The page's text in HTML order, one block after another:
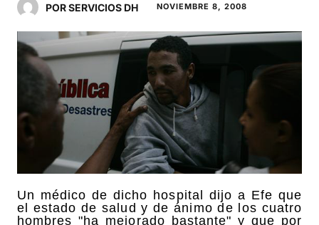
POR SERVICIOS DH NOVIEMBRE 8, 2008
Un médico de dicho hospital dijo a Efe que
el estado de salud y de ánimo de los cuatro
hombres "ha mejorado bastante" y que por